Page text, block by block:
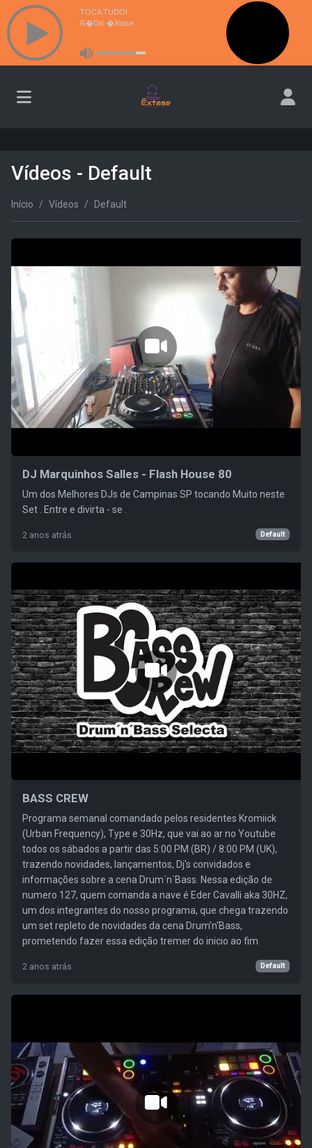
Vídeos - Default
Início Vídeos Default
DJ Marquinhos Salles - Flash House 80
Um dos Melhores DJs de Campinas SP tocando Muito neste
Set . Entre e divirta - se .
2 anos atrás Default
BASS CREW
Programa semanal comandado pelos residentes Kromiick
(Urban Frequency), Type e 30Hz, que vai ao ar no Youtube
todos os sábados a partir das 5:00 PM (BR) / 8:00 PM (UK),
trazendo novidades, lançamentos, Dj's convidados e
informações sobre a cena Drum´n´Bass. Nessa edição de
numero 127, quem comanda a nave é Eder Cavalli aka 30HZ,
um dos integrantes do nosso programa, que chega trazendo
um set repleto de novidades da cena Drum'n'Bass,
prometendo fazer essa edição tremer do inicio ao fim
2 anos atrás Default